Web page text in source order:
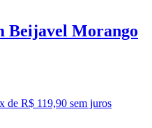
Beijavel Morango
x de R$ 119,90 sem juros